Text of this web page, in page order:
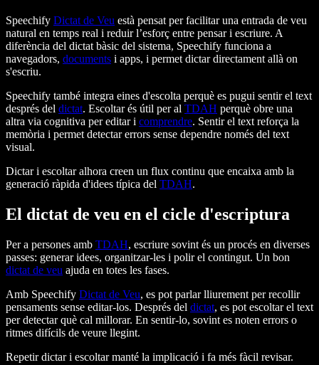
Speechify Dictat de Veu està pensat per facilitar una entrada de veu
natural en temps real i reduir l’esforç entre pensar i escriure. A
diferència del dictat bàsic del sistema, Speechify funciona a
navegadors, documents i apps, i permet dictar directament allà on
s'escriu.
Speechify també integra eines d'escolta perquè es pugui sentir el text
després del dictat. Escoltar és útil per al TDAH perquè obre una
altra via cognitiva per editar i comprendre. Sentir el text reforça la
memòria i permet detectar errors sense dependre només del text
visual.
Dictar i escoltar alhora creen un flux continu que encaixa amb la
generació ràpida d'idees típica del TDAH.
El dictat de veu en el cicle d'escriptura
Per a persones amb TDAH, escriure sovint és un procés en diverses
passes: generar idees, organitzar-les i polir el contingut. Un bon
dictat de veu ajuda en totes les fases.
Amb Speechify Dictat de Veu, es pot parlar lliurement per recollir
pensaments sense editar-los. Després del dictat, es pot escoltar el text
per detectar què cal millorar. En sentir-lo, sovint es noten errors o
ritmes difícils de veure llegint.
Repetir dictar i escoltar manté la implicació i fa més fàcil revisar.